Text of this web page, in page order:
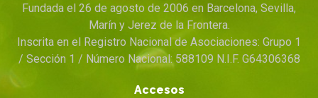
Fundada el 26 de agosto de 2006 en Barcelona, Sevilla,
Marín y Jerez de la Frontera.
Inscrita en el Registro Nacional de Asociaciones: Grupo 1
/ Sección 1 / Número Nacional: 588109 N.I.F. G64306368
Accesos